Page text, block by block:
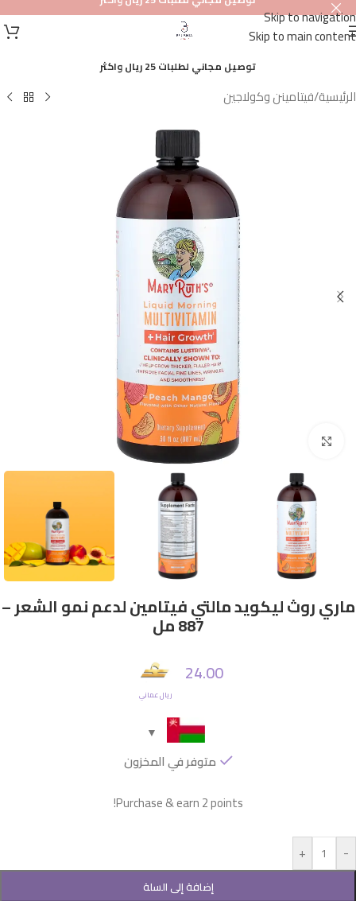
Skip to navigation
Skip to main content
توصيل مجاني لطلبات 25 ريال واكثر
الرئيسية/فيتامينن وكولاجين
Click to enlarge
ماري روث ليكويد مالتي فيتامين لدعم نمو الشعر –
887 مل
24.00
ريال عماني
متوفر في المخزون
Purchase & earn 2 points!
-
+
إضافة إلى السلة